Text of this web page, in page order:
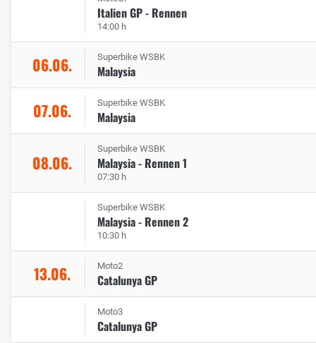
Italien GP - Rennen
14:00 h
06.06. Superbike WSBK
Malaysia
07.06. Superbike WSBK
Malaysia
08.06.
Superbike WSBK
Malaysia - Rennen 1
07:30 h
Superbike WSBK
Malaysia - Rennen 2
10:30 h
13.06. Moto2
Catalunya GP
Moto3
Catalunya GP